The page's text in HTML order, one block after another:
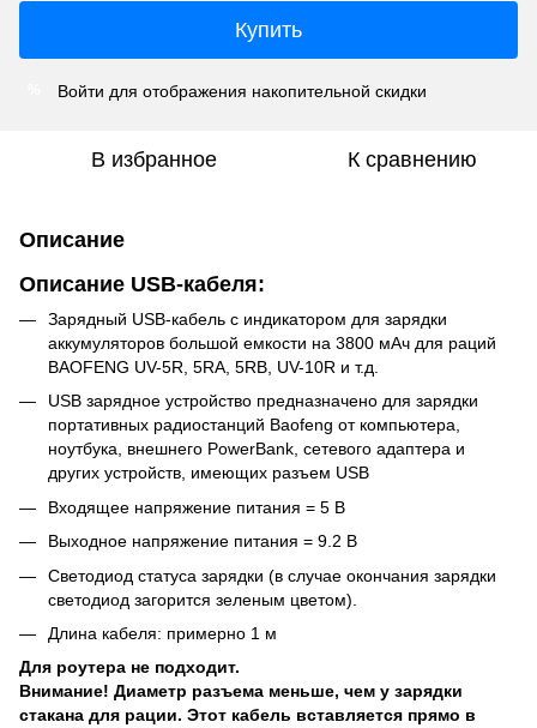
Купить
Войти для отображения накопительной скидки
В избранное К сравнению
Описание
Описание USB-кабеля:
Зарядный USB-кабель с индикатором для зарядки
аккумуляторов большой емкости на 3800 мАч для раций
BAOFENG UV-5R, 5RA, 5RB, UV-10R и т.д.
USB зарядное устройство предназначено для зарядки
портативных радиостанций Baofeng от компьютера,
ноутбука, внешнего PowerBank, сетевого адаптера и
других устройств, имеющих разъем USB
Входящее напряжение питания = 5 В
Выходное напряжение питания = 9.2 В
Светодиод статуса зарядки (в случае окончания зарядки
светодиод загорится зеленым цветом).
Длина кабеля: примерно 1 м
Для роутера не подходит.
Внимание! Диаметр разъема меньше, чем у зарядки
стакана для рации. Этот кабель вставляется прямо в